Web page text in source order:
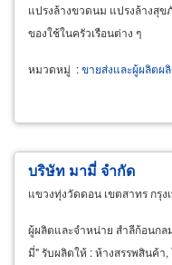
แปรงล้างขวดนม แปรงล้างสุ
ของใช้ในครัวเรือนต่าง ๆ
หมวดหมู่ :ขายส่งและผู้ผลิตผ
บริษัท มามี่ จำกัด
แขวงทุ่งวัดดอน เขตสาทร กรุ
ผู้ผลิตและจำหน่าย สำลีก้อนกล
มี่" รับผลิตให้ : ห้างสรรพสินค้า